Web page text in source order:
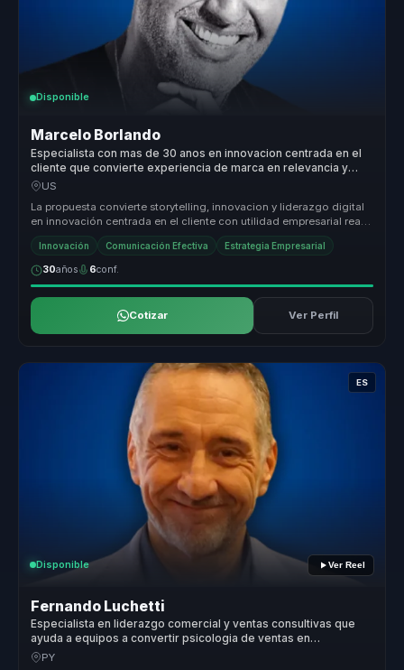
Disponible
Marcelo Borlando
Especialista con mas de 30 anos en innovacion centrada en el
cliente que convierte experiencia de marca en relevancia y
crecimiento para empresas.
US
La propuesta convierte storytelling, innovacion y liderazgo digital
en innovación centrada en el cliente con utilidad empresarial real.
P...
Innovación Comunicación Efectiva Estrategia Empresarial
30años 6conf.
Cotizar Ver Perfil
ES
Disponible Ver Reel
Fernando Luchetti
Especialista en liderazgo comercial y ventas consultivas que
ayuda a equipos a convertir psicologia de ventas en
conversion y ventaja competitiva.
PY